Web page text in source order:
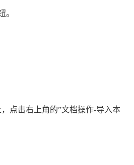
。
点击右上角的”文档操作-导入本